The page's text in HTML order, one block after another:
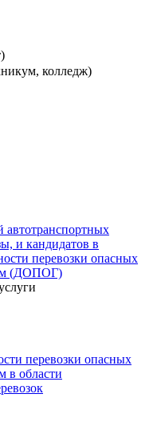
колледж)
автотранспортных
и кандидатов в
перевозки опасных
(ДОПОГ)
перевозки опасных
в области